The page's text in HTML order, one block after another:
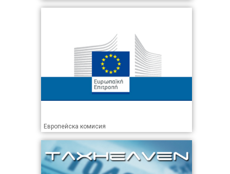
Европейска комисия